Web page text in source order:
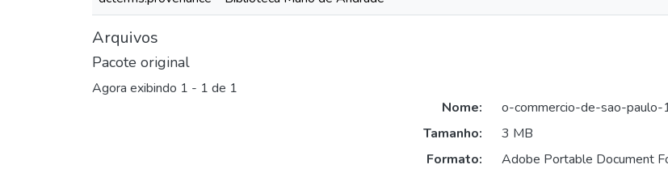
Arquivos
Pacote original
Agora exibindo 1 - 1 de 1
Nome:
o-commercio-de-sao-
Tamanho:
3 MB
Formato:
Adobe Portable Document